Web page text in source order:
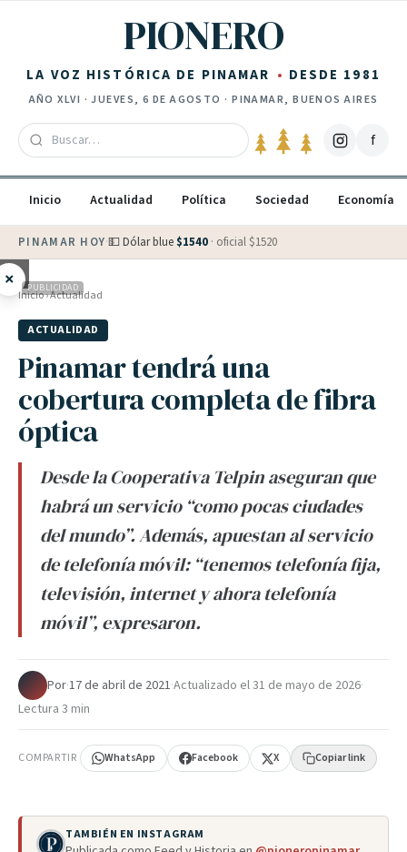
PIONERO
LA VOZ HISTÓRICA DE PINAMAR DESDE 1981
AÑOXLVI ·JUEVES, 6 DE AGOSTO · PINAMAR, BUENOS AIRES
f
Inicio Actualidad Política Sociedad Economía
PINAMAR HOY·💵 Dólar blue $1540 · oficial $1520
× PUBLICIDAD
Inicio›Actualidad
ACTUALIDAD
Pinamar tendrá una
cobertura completa de fibra
óptica
Desde la Cooperativa Telpin aseguran que
habrá un servicio “como pocas ciudades
del mundo”. Además, apuestan al servicio
de telefonía móvil: “tenemos telefonía fija,
televisión, internet y ahora telefonía
móvil”, expresaron.
Por·17 de abril de 2021·Actualizado el31 de mayo de 2026·
Lectura 3 min
COMPARTIR WhatsApp Facebook X Copiar link
TAMBIÉN EN INSTAGRAM